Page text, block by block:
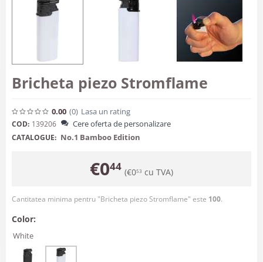
Bricheta piezo Stromflame
0.00 (0) Lasa un rating
COD: 139206 Cere oferta de personalizare
CATALOGUE: No.1 Bamboo Edition
€044 (€053 cu TVA)
Cantitatea minima pentru "Bricheta piezo Stromflame" este 100.
Color:
White